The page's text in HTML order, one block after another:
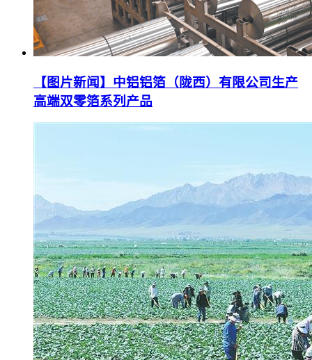
【图片新闻】中铝铝箔（陇西）有限公司生产
高端双零箔系列产品